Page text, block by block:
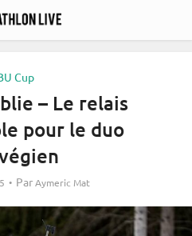
Cup
– Le relais
pour le duo
ParAymeric Mat